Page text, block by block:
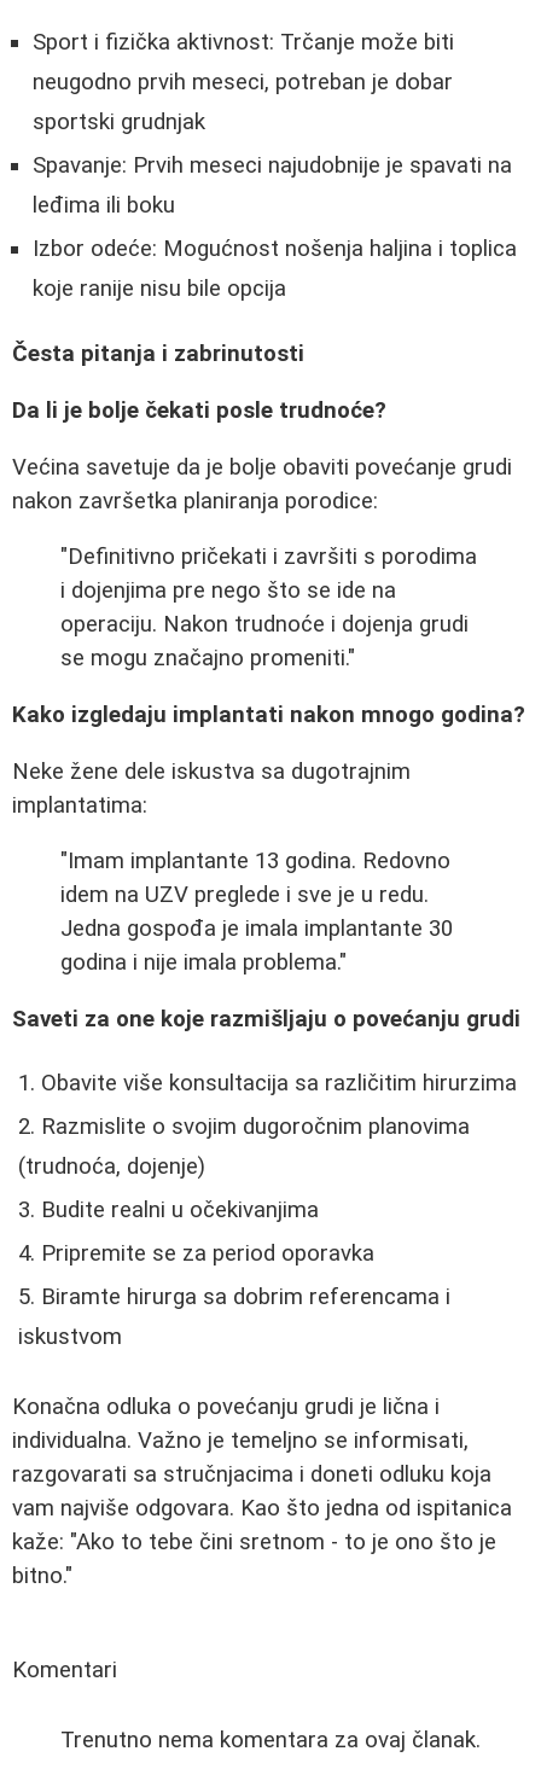
Sport i fizička aktivnost: Trčanje može biti
neugodno prvih meseci, potreban je dobar
sportski grudnjak
Spavanje: Prvih meseci najudobnije je spavati na
leđima ili boku
Izbor odeće: Mogućnost nošenja haljina i toplica
koje ranije nisu bile opcija
Česta pitanja i zabrinutosti
Da li je bolje čekati posle trudnoće?
Većina savetuje da je bolje obaviti povećanje grudi
nakon završetka planiranja porodice:
"Definitivno pričekati i završiti s porodima
i dojenjima pre nego što se ide na
operaciju. Nakon trudnoće i dojenja grudi
se mogu značajno promeniti."
Kako izgledaju implantati nakon mnogo godina?
Neke žene dele iskustva sa dugotrajnim
implantatima:
"Imam implantante 13 godina. Redovno
idem na UZV preglede i sve je u redu.
Jedna gospođa je imala implantante 30
godina i nije imala problema."
Saveti za one koje razmišljaju o povećanju grudi
Obavite više konsultacija sa različitim hirurzima
Razmislite o svojim dugoročnim planovima
(trudnoća, dojenje)
Budite realni u očekivanjima
Pripremite se za period oporavka
Biramte hirurga sa dobrim referencama i
iskustvom
Konačna odluka o povećanju grudi je lična i
individualna. Važno je temeljno se informisati,
razgovarati sa stručnjacima i doneti odluku koja
vam najviše odgovara. Kao što jedna od ispitanica
kaže: "Ako to tebe čini sretnom - to je ono što je
bitno."
Komentari
Trenutno nema komentara za ovaj članak.